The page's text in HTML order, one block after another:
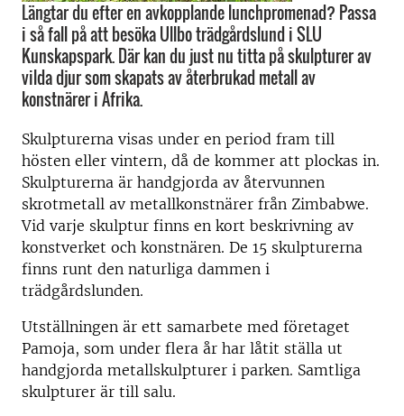
Längtar du efter en avkopplande lunchpromenad? Passa
i så fall på att besöka Ullbo trädgårdslund i SLU
Kunskapspark. Där kan du just nu titta på skulpturer av
vilda djur som skapats av återbrukad metall av
konstnärer i Afrika.
Skulpturerna visas under en period fram till
hösten eller vintern, då de kommer att plockas in.
Skulpturerna är handgjorda av återvunnen
skrotmetall av metallkonstnärer från Zimbabwe.
Vid varje skulptur finns en kort beskrivning av
konstverket och konstnären. De 15 skulpturerna
finns runt den naturliga dammen i
trädgårdslunden.
Utställningen är ett samarbete med företaget
Pamoja, som under flera år har låtit ställa ut
handgjorda metallskulpturer i parken. Samtliga
skulpturer är till salu.